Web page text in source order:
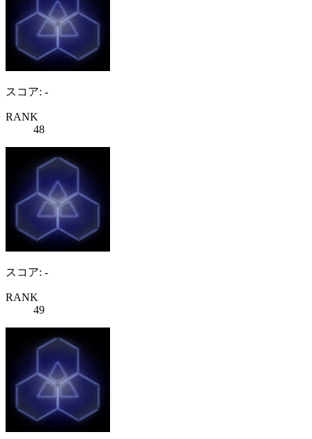
スコア: -
RANK
48
スコア: -
RANK
49